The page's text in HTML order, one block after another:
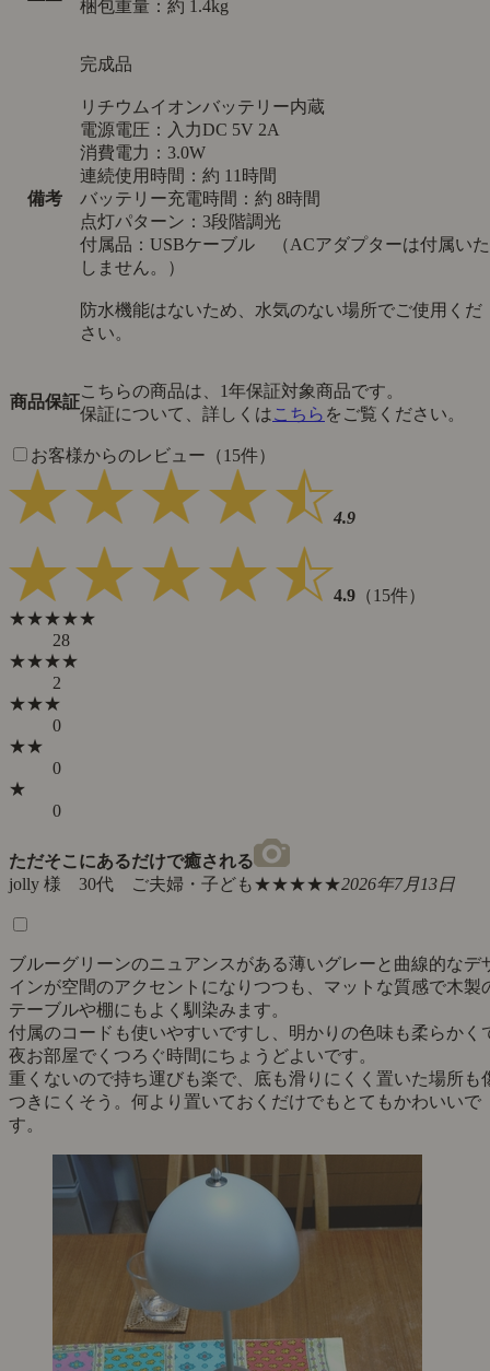
梱包重量：約 1.4kg
備考
完成品
リチウムイオンバッテリー内蔵
電源電圧：入力DC 5V 2A
消費電力：3.0W
連続使用時間：約 11時間
バッテリー充電時間：約 8時間
点灯パターン：3段階調光
付属品：USBケーブル （ACアダプターは付属いた
しません。）
防水機能はないため、水気のない場所でご使用くだ
さい。
商品保証
こちらの商品は、1年保証対象商品です。
保証について、詳しくはこちら をご覧ください。
お客様からのレビュー（15件）
4.9
4.9 （15件）
★★★★★
28
★★★★
2
★★★
0
★★
0
★
0
ただそこにあるだけで癒される
jolly 様 30代 ご夫婦・子ども★★★★★2026年7月13日
ブルーグリーンのニュアンスがある薄いグレーと曲線的なデ
インが空間のアクセントになりつつも、マットな質感で木製
テーブルや棚にもよく馴染みます。
付属のコードも使いやすいですし、明かりの色味も柔らかく
夜お部屋でくつろぐ時間にちょうどよいです。
重くないので持ち運びも楽で、底も滑りにくく置いた場所も
つきにくそう。何より置いておくだけでもとてもかわいいで
す。